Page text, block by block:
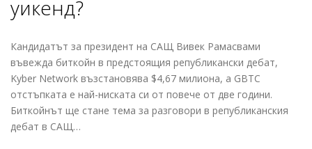
уикенд?
Кандидатът за президент на САЩ Вивек Рамасвами
въвежда биткойн в предстоящия републикански дебат,
Kyber Network възстановява $4,67 милиона, а GBTC
отстъпката е най-ниската си от повече от две години.
Биткойнът ще стане тема за разговори в републиканския
дебат в САЩ…